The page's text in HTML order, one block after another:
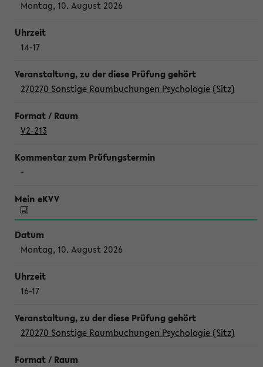
Montag, 10. August 2026
14-17
270270 Sonstige Raumbuchungen Psychologie (Sitz)
V2-213
-
Montag, 10. August 2026
16-17
270270 Sonstige Raumbuchungen Psychologie (Sitz)